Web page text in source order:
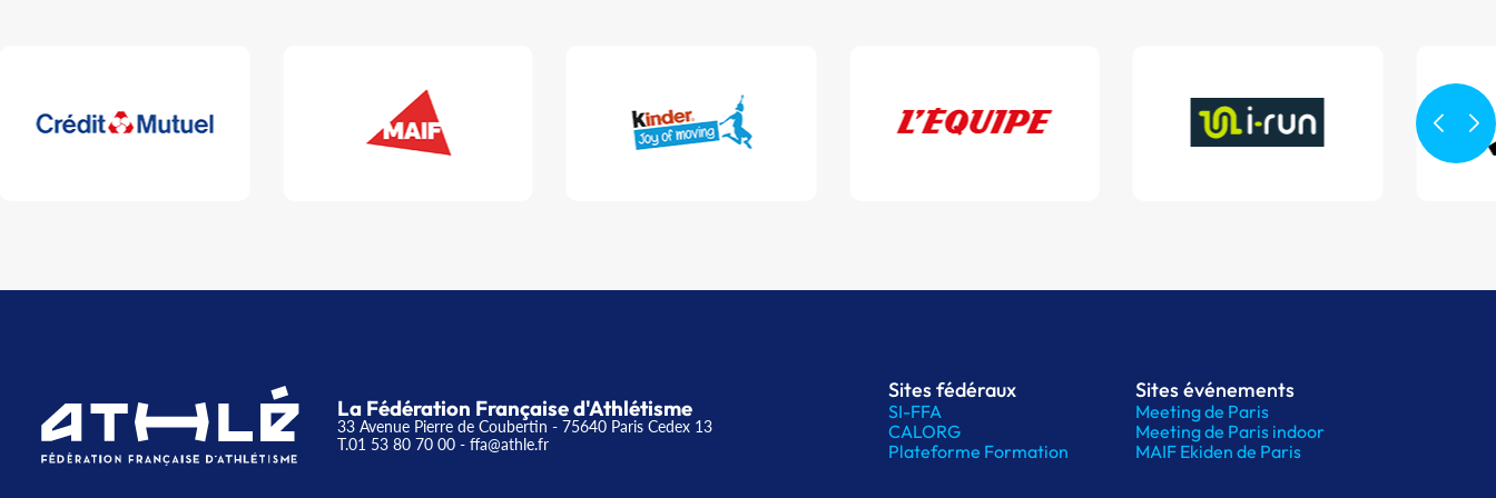
La Fédération Française d'Athlétisme
33 Avenue Pierre de Coubertin - 75640 Paris Cedex 13
T.01 53 80 70 00 - ffa@athle.fr
Sites fédéraux
SI-FFA
CALORG
Plateforme Formation
Sites événements
Meeting de Paris
Meeting de Paris indoor
MAIF Ekiden de Paris